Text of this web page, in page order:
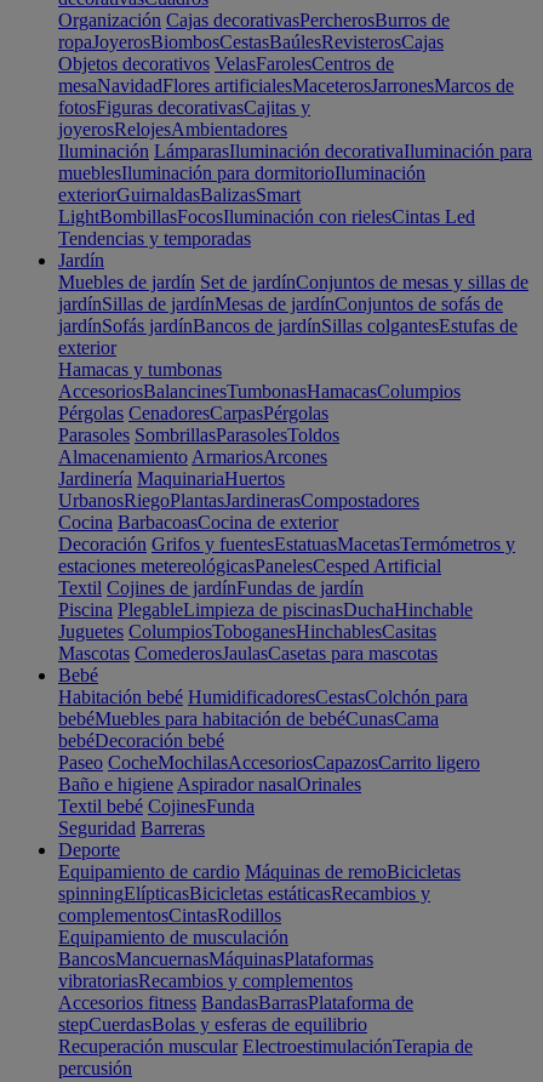
Organización Cajas decorativasPercherosBurros de
ropaJoyerosBiombosCestasBaúlesRevisterosCajas
Objetos decorativos VelasFarolesCentros de
mesaNavidadFlores artificialesMaceterosJarronesMarcos de
fotosFiguras decorativasCajitas y
joyerosRelojesAmbientadores
Iluminación LámparasIluminación decorativaIluminación para
mueblesIluminación para dormitorioIluminación
exteriorGuirnaldasBalizasSmart
LightBombillasFocosIluminación con rielesCintas Led
Tendencias y temporadas
Jardín
Muebles de jardín Set de jardínConjuntos de mesas y sillas de
jardínSillas de jardínMesas de jardínConjuntos de sofás de
jardínSofás jardínBancos de jardínSillas colgantesEstufas de
exterior
Hamacas y tumbonas
AccesoriosBalancinesTumbonasHamacasColumpios
Pérgolas CenadoresCarpasPérgolas
Parasoles SombrillasParasolesToldos
Almacenamiento ArmariosArcones
Jardinería MaquinariaHuertos
UrbanosRiegoPlantasJardinerasCompostadores
Cocina BarbacoasCocina de exterior
Decoración Grifos y fuentesEstatuasMacetasTermómetros y
estaciones metereológicasPanelesCesped Artificial
Textil Cojines de jardínFundas de jardín
Piscina PlegableLimpieza de piscinasDuchaHinchable
Juguetes ColumpiosToboganesHinchablesCasitas
Mascotas ComederosJaulasCasetas para mascotas
Bebé
Habitación bebé HumidificadoresCestasColchón para
bebéMuebles para habitación de bebéCunasCama
bebéDecoración bebé
Paseo CocheMochilasAccesoriosCapazosCarrito ligero
Baño e higiene Aspirador nasalOrinales
Textil bebé CojinesFunda
Seguridad Barreras
Deporte
Equipamiento de cardio Máquinas de remoBicicletas
spinningElípticasBicicletas estáticasRecambios y
complementosCintasRodillos
Equipamiento de musculación
BancosMancuernasMáquinasPlataformas
vibratoriasRecambios y complementos
Accesorios fitness BandasBarrasPlataforma de
stepCuerdasBolas y esferas de equilibrio
Recuperación muscular ElectroestimulaciónTerapia de
percusión